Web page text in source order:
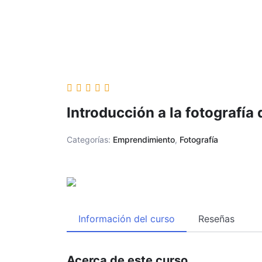
Introducción a la fotografía
Categorías: Emprendimiento, Fotografía
Información del curso Reseñas